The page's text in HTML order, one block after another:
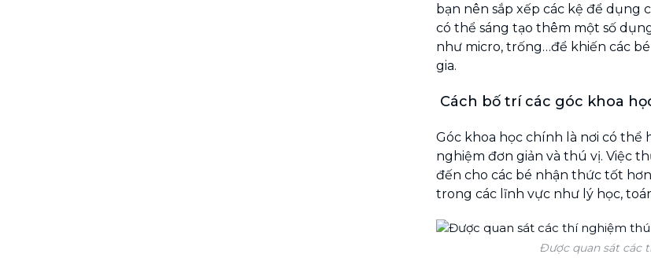
bạn nên sắp xếp các kệ để dụng
có thể sáng tạo thêm một số
như micro, trống…để khiến các
gia.
Cách bố trí các góc khoa
Góc khoa học chính là nơi có thể
nghiệm đơn giản và thú vị. Việc
đến cho các bé nhận thức tốt
trong các lĩnh vực như lý học,
Được quan sát các